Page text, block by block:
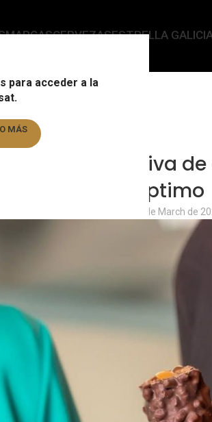
para acceder a la
MÁS
MARCASCERVEZASESTRELLA
Blog
deportiva
rendimiento óptimo
On 24 de March de